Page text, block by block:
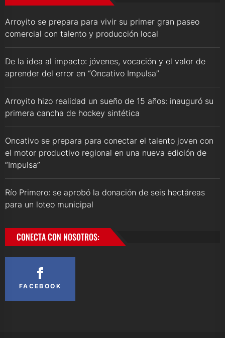
Arroyito se prepara para vivir su primer gran paseo
comercial con talento y producción local
De la idea al impacto: jóvenes, vocación y el valor de
aprender del error en “Oncativo Impulsa”
Arroyito hizo realidad un sueño de 15 años: inauguró su
primera cancha de hockey sintética
Oncativo se prepara para conectar el talento joven con
el motor productivo regional en una nueva edición de
“Impulsa”
Río Primero: se aprobó la donación de seis hectáreas
para un loteo municipal
CONECTA CON NOSOTROS:
FACEBOOK